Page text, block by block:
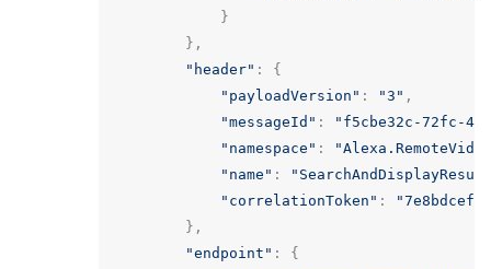
}
},
"header" :
{
"payloadVersion" : "3" ,
"messageId" :
"f5cbe32c-72fc-
"namespace" :
"name" :
"correlationToken" :
"7e8bdcef-
},
"endpoint" :
{